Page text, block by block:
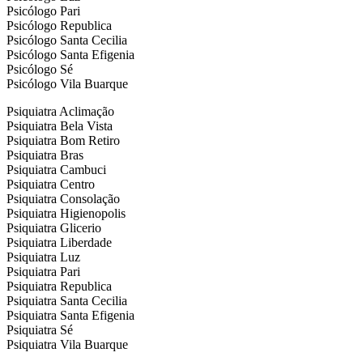
Psicólogo Pari
Psicólogo Republica
Psicólogo Santa Cecilia
Psicólogo Santa Efigenia
Psicólogo Sé
Psicólogo Vila Buarque
Psiquiatra Aclimação
Psiquiatra Bela Vista
Psiquiatra Bom Retiro
Psiquiatra Bras
Psiquiatra Cambuci
Psiquiatra Centro
Psiquiatra Consolação
Psiquiatra Higienopolis
Psiquiatra Glicerio
Psiquiatra Liberdade
Psiquiatra Luz
Psiquiatra Pari
Psiquiatra Republica
Psiquiatra Santa Cecilia
Psiquiatra Santa Efigenia
Psiquiatra Sé
Psiquiatra Vila Buarque